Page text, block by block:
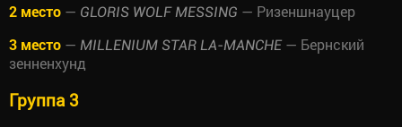
2 место — GLORIS WOLF MESSING — Ризеншнауцер
3 место — MILLENIUM STAR LA-MANCHE — Бернский
зенненхунд
Группа 3